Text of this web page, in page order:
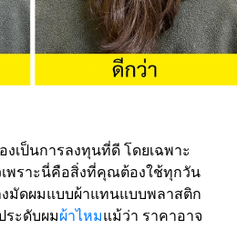
เป็นการลงทุนที่ดี โดยเฉพาะ
พราะนี่คือสิ่งที่คุณต้องใช้ทุกวัน
งมัดผมแบบผ้าแทนแบบพลาสติก
ระดับผมผ้าไหมแม้ว่า ราคาอาจ